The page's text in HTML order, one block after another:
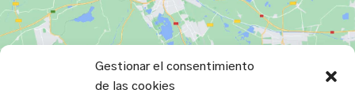
Gestionar el consentimiento
de las cookies